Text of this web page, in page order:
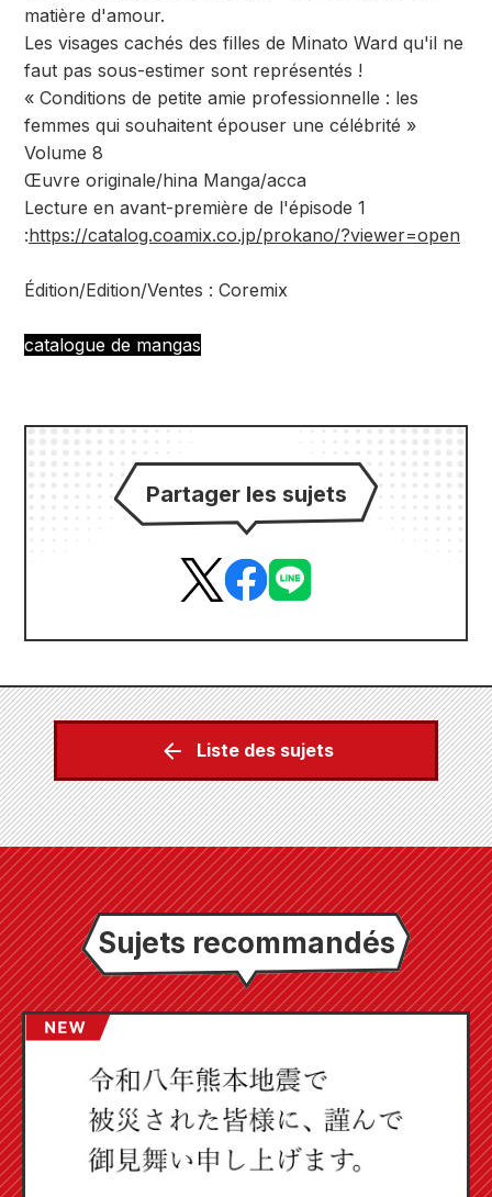
matière d'amour.
Les visages cachés des filles de Minato Ward qu'il ne
faut pas sous-estimer sont représentés !
« Conditions de petite amie professionnelle : les
femmes qui souhaitent épouser une célébrité »
Volume 8
Œuvre originale/hina Manga/acca
Lecture en avant-première de l'épisode 1
:https://catalog.coamix.co.jp/prokano/?viewer=open
Édition/Edition/Ventes : Coremix
catalogue de mangas
Partager les sujets
Liste des sujets
Sujets recommandés